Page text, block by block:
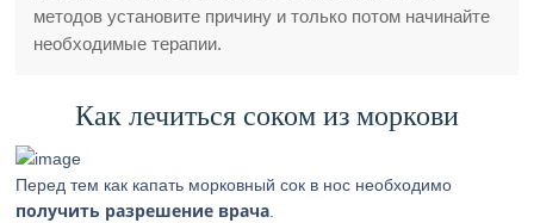
методов установите причину и только потом начинайте
необходимые терапии.
Как лечиться соком из моркови
Перед тем как капать морковный сок в нос необходимо
получить разрешение врача